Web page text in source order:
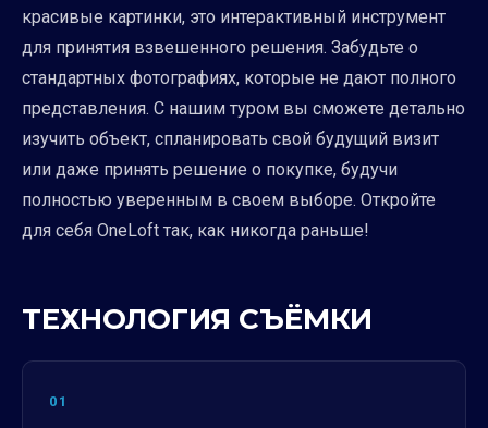
красивые картинки, это интерактивный инструмент
для принятия взвешенного решения. Забудьте о
стандартных фотографиях, которые не дают полного
представления. С нашим туром вы сможете детально
изучить объект, спланировать свой будущий визит
или даже принять решение о покупке, будучи
полностью уверенным в своем выборе. Откройте
для себя OneLoft так, как никогда раньше!
ТЕХНОЛОГИЯ СЪЁМКИ
01